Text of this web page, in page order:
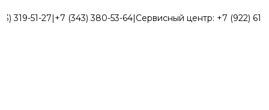
319-51-27|+7 (343) 380-53-64|Сервисный центр: +7 (922)